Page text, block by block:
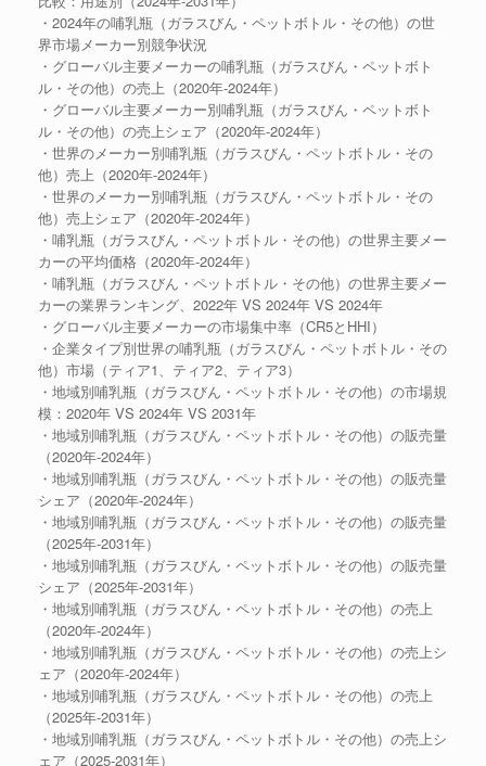
・2024年の哺乳瓶（ガラスびん・ペットボトル・その他）の世
界市場メーカー別競争状況
・グローバル主要メーカーの哺乳瓶（ガラスびん・ペットボト
ル・その他）の売上（2020年-2024年）
・グローバル主要メーカー別哺乳瓶（ガラスびん・ペットボト
ル・その他）の売上シェア（2020年-2024年）
・世界のメーカー別哺乳瓶（ガラスびん・ペットボトル・その
他）売上（2020年-2024年）
・世界のメーカー別哺乳瓶（ガラスびん・ペットボトル・その
他）売上シェア（2020年-2024年）
・哺乳瓶（ガラスびん・ペットボトル・その他）の世界主要メー
カーの平均価格（2020年-2024年）
・哺乳瓶（ガラスびん・ペットボトル・その他）の世界主要メー
カーの業界ランキング、2022年 VS 2024年 VS 2024年
・グローバル主要メーカーの市場集中率（CR5とHHI）
・企業タイプ別世界の哺乳瓶（ガラスびん・ペットボトル・その
他）市場（ティア1、ティア2、ティア3）
・地域別哺乳瓶（ガラスびん・ペットボトル・その他）の市場規
模：2020年 VS 2024年 VS 2031年
・地域別哺乳瓶（ガラスびん・ペットボトル・その他）の販売量
（2020年-2024年）
・地域別哺乳瓶（ガラスびん・ペットボトル・その他）の販売量
シェア（2020年-2024年）
・地域別哺乳瓶（ガラスびん・ペットボトル・その他）の販売量
（2025年-2031年）
・地域別哺乳瓶（ガラスびん・ペットボトル・その他）の販売量
シェア（2025年-2031年）
・地域別哺乳瓶（ガラスびん・ペットボトル・その他）の売上
（2020年-2024年）
・地域別哺乳瓶（ガラスびん・ペットボトル・その他）の売上シ
ェア（2020年-2024年）
・地域別哺乳瓶（ガラスびん・ペットボトル・その他）の売上
（2025年-2031年）
・地域別哺乳瓶（ガラスびん・ペットボトル・その他）の売上シ
ェア（2025-2031年）